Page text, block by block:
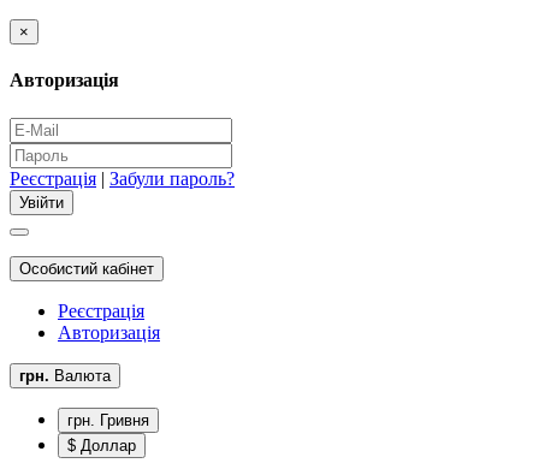
×
Авторизація
Реєстрація | Забули пароль?
Особистий кабінет
Реєстрація
Авторизація
грн. Валюта
грн. Гривня
$ Доллар